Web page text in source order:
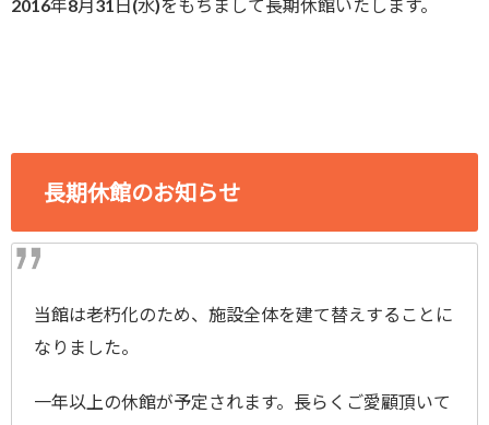
2016年8月31日(水)をもちまして長期休館いたします。
長期休館のお知らせ
当館は老朽化のため、施設全体を建て替えすることに
なりました。
一年以上の休館が予定されます。長らくご愛顧頂いて